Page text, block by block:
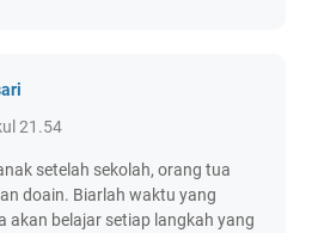
21.54
setelah sekolah, orang tua
doain. Biarlah waktu yang
akan belajar setiap langkah yang